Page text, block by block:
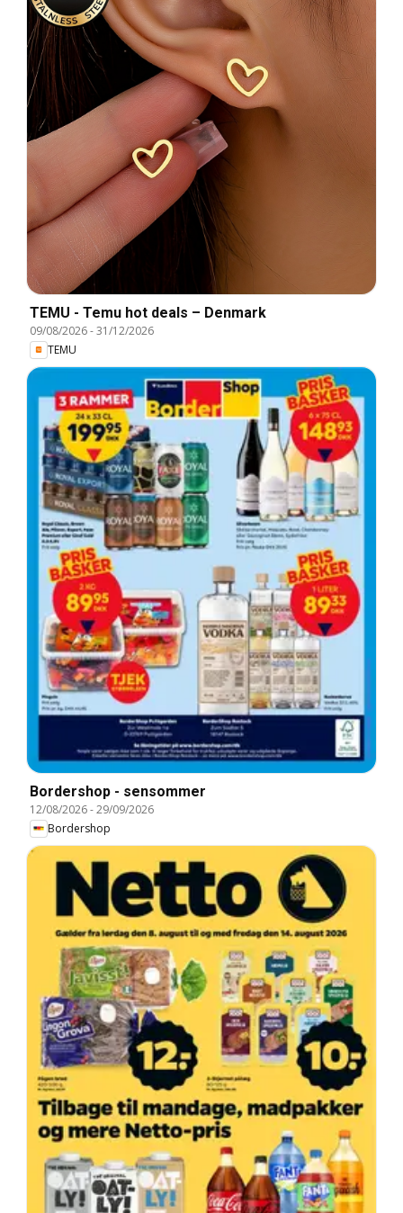
TEMU - Temu hot deals – Denmark
09/08/2026-31/12/2026
TEMU
Bordershop - sensommer
12/08/2026-29/09/2026
Bordershop